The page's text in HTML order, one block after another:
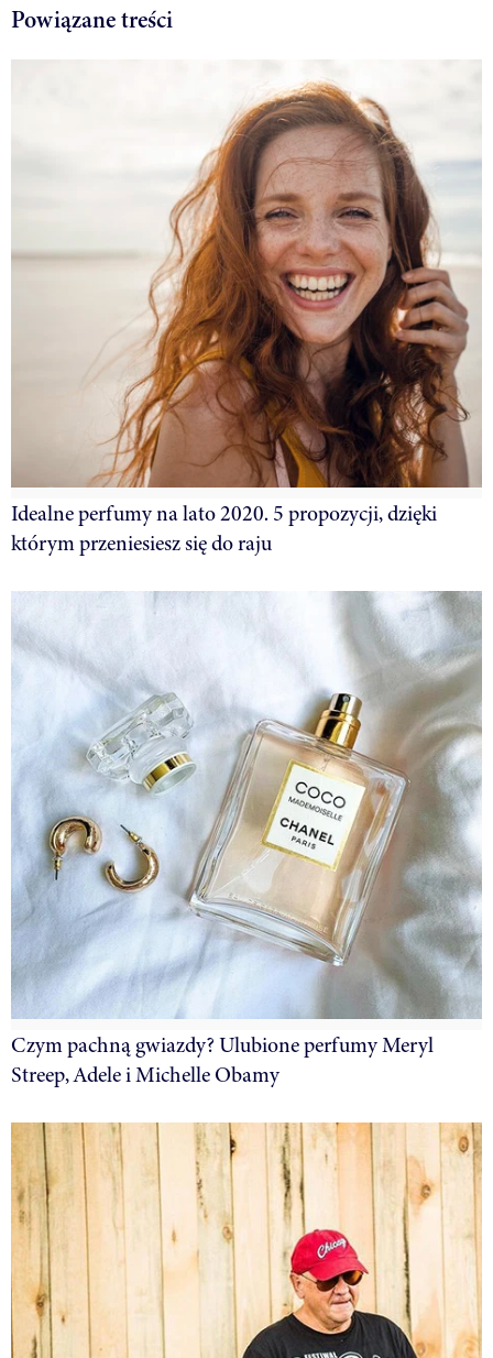
Powiązane treści
Idealne perfumy na lato 2020. 5 propozycji, dzięki
którym przeniesiesz się do raju
Czym pachną gwiazdy? Ulubione perfumy Meryl
Streep, Adele i Michelle Obamy